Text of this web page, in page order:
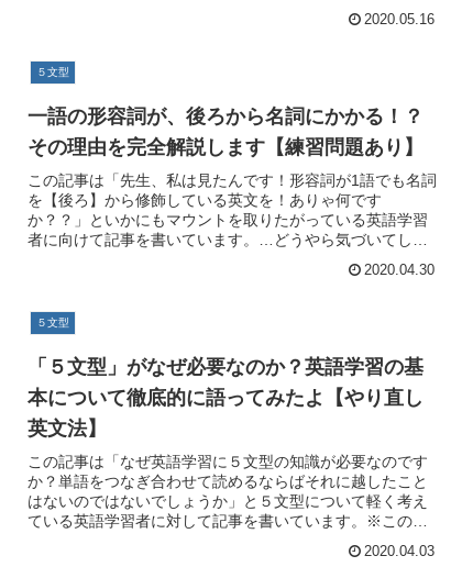
2020.05.16
５文型
一語の形容詞が、後ろから名詞にかかる！？
その理由を完全解説します【練習問題あり】
この記事は「先生、私は見たんです！形容詞が1語でも名詞
を【後ろ】から修飾している英文を！ありゃ何です
か？？」といかにもマウントを取りたがっている英語学習
者に向けて記事を書いています。…どうやら気づいてしま
2020.04.30
５文型
「５文型」がなぜ必要なのか？英語学習の基
本について徹底的に語ってみたよ【やり直し
英文法】
この記事は「なぜ英語学習に５文型の知識が必要なのです
か？単語をつなぎ合わせて読めるならばそれに越したこと
はないのではないでしょうか」と５文型について軽く考え
ている英語学習者に対して記事を書いています。※この記
2020.04.03